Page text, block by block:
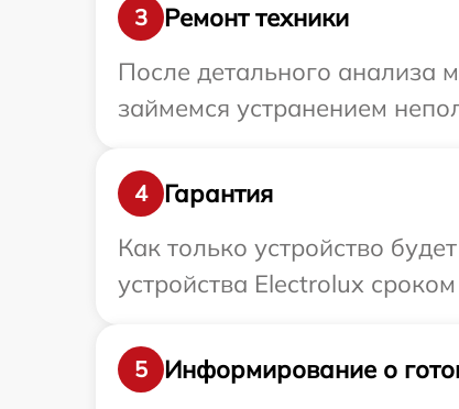
3
Ремонт техники
После детального анализа
займемся устранением
4
Гарантия
Как только устройство
устройства Electrolux
5
Информирование о